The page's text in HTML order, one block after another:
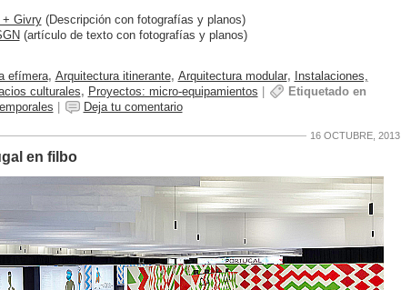
+ Givry(Descripción con fotografías y planos)
(artículo de texto con fotografías y planos)
efímera, Arquitectura itinerante, Arquitectura modular, Instalaciones,
culturales, Proyectos: micro-equipamientos
Etiquetado en
Deja tu comentario
16 OCTUBRE, 2013
en filbo